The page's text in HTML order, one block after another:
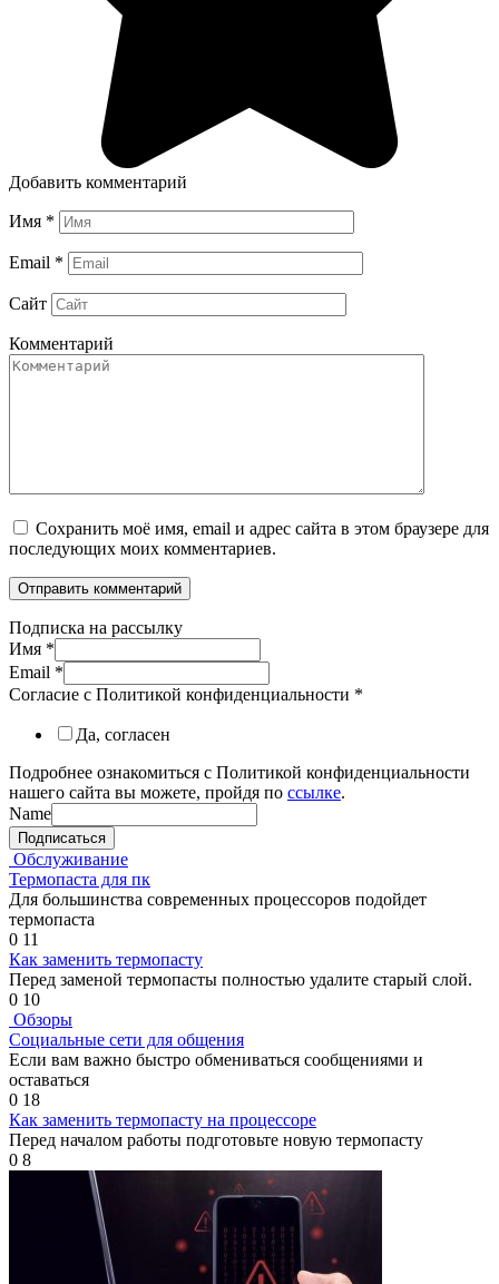
Добавить комментарий
Имя *
Email *
Сайт
Комментарий
Сохранить моё имя, email и адрес сайта в этом браузере для
последующих моих комментариев.
Подписка на рассылку
Имя *
Email *
Согласие с Политикой конфиденциальности *
Да, согласен
Подробнее ознакомиться с Политикой конфиденциальности
нашего сайта вы можете, пройдя по ссылке.
Name
Подписаться
Обслуживание
Термопаста для пк
Для большинства современных процессоров подойдет
термопаста
0 11
Как заменить термопасту
Перед заменой термопасты полностью удалите старый слой.
0 10
Обзоры
Социальные сети для общения
Если вам важно быстро обмениваться сообщениями и
оставаться
0 18
Как заменить термопасту на процессоре
Перед началом работы подготовьте новую термопасту
0 8